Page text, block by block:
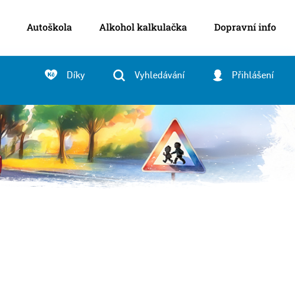
Autoškola Alkohol kalkulačka Dopravní info
Díky Vyhledávání Přihlášení